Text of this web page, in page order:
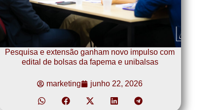
Pesquisa e extensão ganham novo impulso com
edital de bolsas da fapema e unibalsas
marketing junho 22, 2026